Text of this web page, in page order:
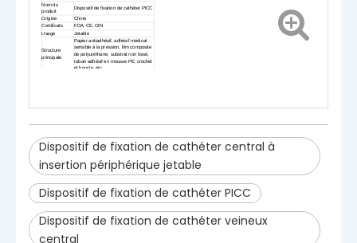
Nom du
produit
Dispositif de fixation de cathéter PICC
Origine
Chine
Certificats
FDA, CE, OIN
Usage
Jetable
Structure
principale
Papier antiadhésif, adhésif médical
sensible à la pression, film composite
de polyuréthane, substrat non tissé,
ruban adhésif en mousse PE, crochet
et boucle, etc.
Dispositif de fixation de cathéter central à
insertion périphérique jetable
Dispositif de fixation de cathéter PICC
Dispositif de fixation de cathéter veineux
central